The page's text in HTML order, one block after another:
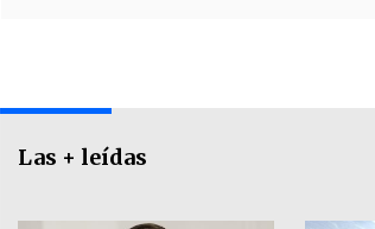
Las + leídas